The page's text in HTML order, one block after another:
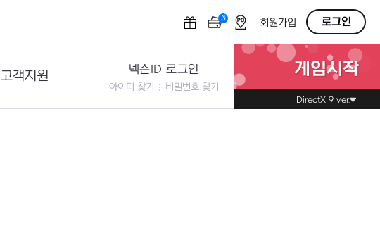
N OFF회원가입 로그인
고객지원
문의하기
넥슨ID 로그인
아이디 찾기 비밀번호 찾기
게임시작
DirectX 9 ver.